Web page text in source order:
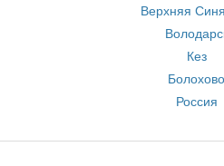
Верхняя
Кез
Болохово
Россия